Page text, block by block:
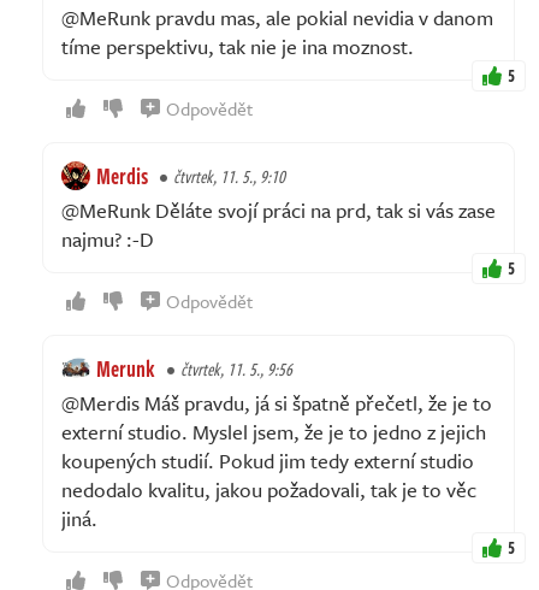
@MeRunk pravdu mas, ale pokial nevidia v danom
tíme perspektivu, tak nie je ina moznost.
5
Odpovědět
Merdis čtvrtek, 11. 5., 9:10
@MeRunk Děláte svojí práci na prd, tak si vás zase
najmu? :⁠-⁠D
5
Odpovědět
Merunk čtvrtek, 11. 5., 9:56
@Merdis Máš pravdu, já si špatně přečetl, že je to
externí studio. Myslel jsem, že je to jedno z jejich
koupených studií. Pokud jim tedy externí studio
nedodalo kvalitu, jakou požadovali, tak je to věc
jiná.
5
Odpovědět